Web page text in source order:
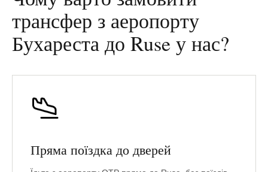
трансфер з аеропорту
Бухареста до Ruse у нас?
Пряма поїздка до дверей